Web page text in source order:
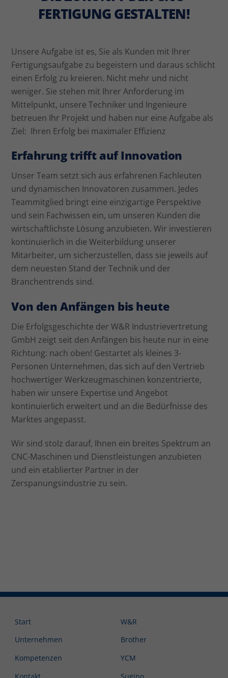
FERTIGUNG GESTALTEN!
Unsere Aufgabe ist es, Sie als Kunden mit Ihrer
Fertigungsaufgabe zu begeistern und daraus schlicht
einen Erfolg zu kreieren. Nicht mehr und nicht
weniger. Sie stehen mit Ihrer Anforderung im
Mittelpunkt, unsere Techniker und Ingenieure
betreuen Ihr Projekt und haben nur eine Aufgabe als
Ziel: Ihren Erfolg bei maximaler Effizienz
Erfahrung trifft auf Innovation
Unser Team setzt sich aus erfahrenen Fachleuten
und dynamischen Innovatoren zusammen. Jedes
Teammitglied bringt eine einzigartige Perspektive
und sein Fachwissen ein, um unseren Kunden die
wirtschaftlichste Lösung anzubieten. Wir investieren
kontinuierlich in die Weiterbildung unserer
Mitarbeiter, um sicherzustellen, dass sie jeweils auf
dem neuesten Stand der Technik und der
Branchentrends sind.
Von den Anfängen bis heute
Die Erfolgsgeschichte der W&R Industrievertretung
GmbH zeigt seit den Anfängen bis heute nur in eine
Richtung: nach oben! Gestartet als kleines 3-
Personen Unternehmen, das sich auf den Vertrieb
hochwertiger Werkzeugmaschinen konzentrierte,
haben wir unsere Expertise und Angebot
kontinuierlich erweitert und an die Bedürfnisse des
Marktes angepasst.
Wir sind stolz darauf, Ihnen ein breites Spektrum an
CNC-Maschinen und Dienstleistungen anzubieten
und ein etablierter Partner in der
Zerspanungsindustrie zu sein.
Start
Unternehmen
Kompetenzen
W&R
Brother
YCM